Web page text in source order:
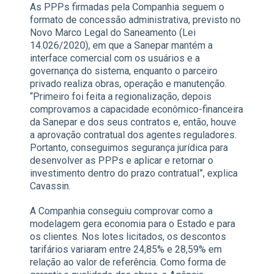
As PPPs firmadas pela Companhia seguem o
formato de concessão administrativa, previsto no
Novo Marco Legal do Saneamento (Lei
14.026/2020), em que a Sanepar mantém a
interface comercial com os usuários e a
governança do sistema, enquanto o parceiro
privado realiza obras, operação e manutenção.
“Primeiro foi feita a regionalização, depois
comprovamos a capacidade econômico-financeira
da Sanepar e dos seus contratos e, então, houve
a aprovação contratual dos agentes reguladores.
Portanto, conseguimos segurança jurídica para
desenvolver as PPPs e aplicar e retornar o
investimento dentro do prazo contratual”, explica
Cavassin.
A Companhia conseguiu comprovar como a
modelagem gera economia para o Estado e para
os clientes. Nos lotes licitados, os descontos
tarifários variaram entre 24,85% e 28,59% em
relação ao valor de referência. Como forma de